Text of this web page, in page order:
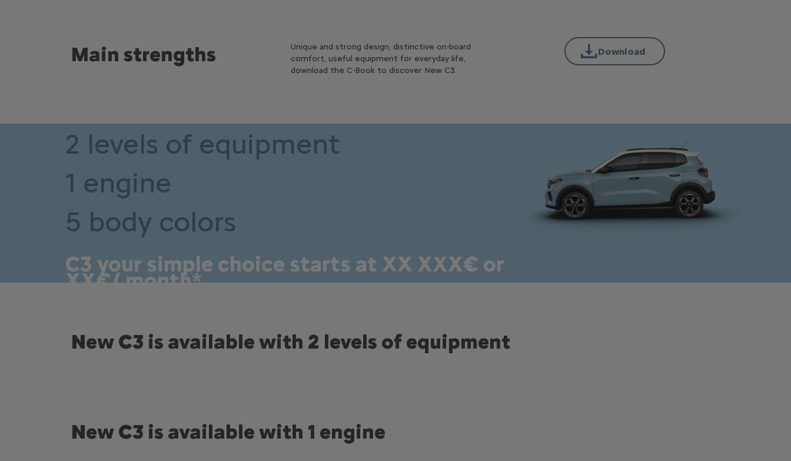
Main strengths
Unique and strong design, distinctive on-board
comfort, useful equipment for everyday life,
download the C-Book to discover New C3.
Download
2 levels of equipment
1 engine
5 body colors
C3 your simple choice starts at XX XXX€ or
XX€/ month*
New C3 is available with 2 levels of equipment
New C3 is available with 1 engine